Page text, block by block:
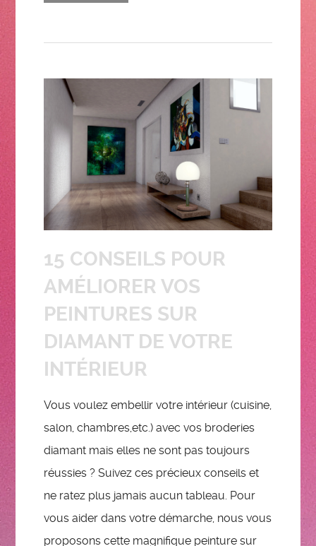
15 CONSEILS POUR
AMÉLIORER VOS
PEINTURES SUR
DIAMANT DE VOTRE
INTÉRIEUR
Vous voulez embellir votre intérieur (cuisine,
salon, chambres,etc.) avec vos broderies
diamant mais elles ne sont pas toujours
réussies ? Suivez ces précieux conseils et
ne ratez plus jamais aucun tableau. Pour
vous aider dans votre démarche, nous vous
proposons cette magnifique peinture sur